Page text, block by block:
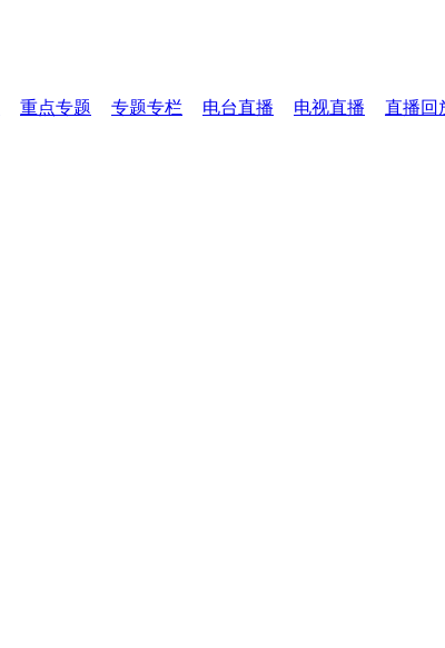
重点专题 专题专栏 电台直播 电视直播
直播回